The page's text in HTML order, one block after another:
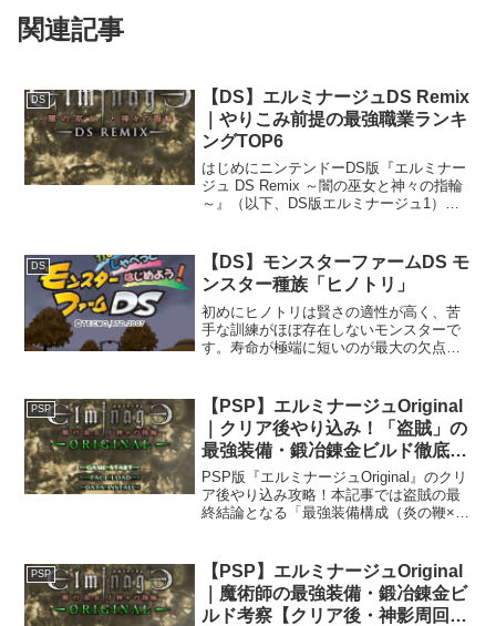
関連記事
DS
【DS】エルミナージュDS Remix
｜やりこみ前提の最強職業ランキ
ングTOP6
はじめにニンテンドーDS版『エルミナー
ジュ DS Remix ～闇の巫女と神々の指輪
～』（以下、DS版エルミナージュ1）
誇る作品です。本作の最大の魅力のひと
つが、転職...
DS
【DS】モンスターファームDS モ
ンスター種族「ヒノトリ」
初めにヒノトリは賢さの適性が高く、苦
手な訓練がほぼ存在しないモンスターで
す。寿命が極端に短いのが最大の欠点で
「ヒノトリ」再生条件カララギジャング
ルで「ほのおの羽」を手...
PSP
【PSP】エルミナージュOriginal
｜クリア後やり込み！「盗賊」の
最強装備・鍛冶錬金ビルド徹底考
察
PSP版『エルミナージュOriginal』のクリ
ア後やり込み攻略！本記事では盗賊の最
終結論となる「最強装備構成（炎の鞭×ラ
確保を両立させたエンドコンテンツ周回
用の最適解をお届けします。
PSP
【PSP】エルミナージュOriginal
｜魔術師の最強装備・鍛冶錬金ビ
ルド考察【クリア後・神影周回向